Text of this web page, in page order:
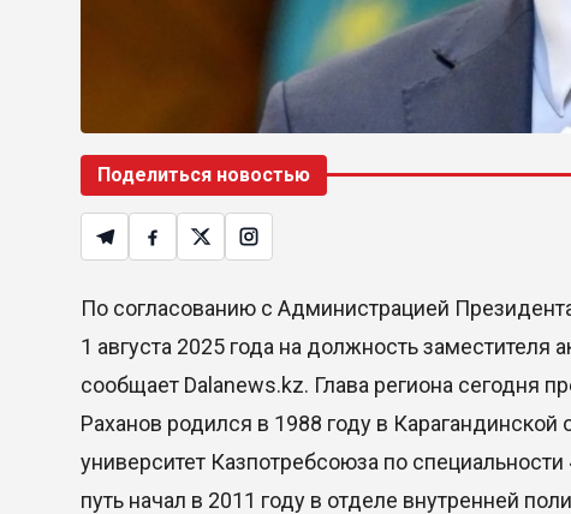
Поделиться новостью
По согласованию с Администрацией
1 августа 2025 года на должность
сообщает Dalanews.kz. Глава региона сегодня
Раханов родился в 1988 году в
университет Казпотребсоюза по
путь начал в 2011 году в отделе внутренней